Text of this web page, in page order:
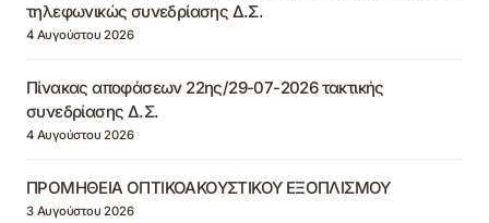
τηλεφωνικώς συνεδρίασης Δ.Σ.
4 Αυγούστου 2026
Πίνακας αποφάσεων 22ης/29-07-2026 τακτικής
συνεδρίασης Δ.Σ.
4 Αυγούστου 2026
ΠΡΟΜΗΘΕΙΑ ΟΠΤΙΚΟΑΚΟΥΣΤΙΚΟΥ ΕΞΟΠΛΙΣΜΟΥ
3 Αυγούστου 2026